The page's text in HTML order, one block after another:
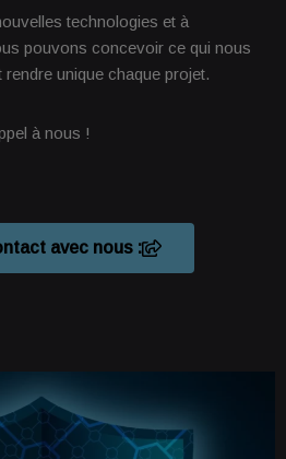
technologies et à
pouvons concevoir ce qui nous
unique chaque projet.
à nous !
avec nous :